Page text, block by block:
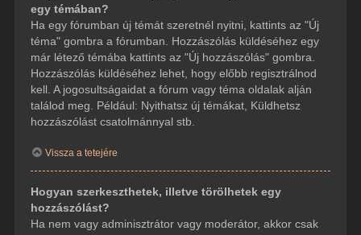
egy témában?
Ha egy fórumban új témát szeretnél nyitni, kattints az "Új
téma" gombra a fórumban. Hozzászólás küldéséhez egy
már létező témába kattints az "Új hozzászólás" gombra.
Hozzászólás küldéséhez lehet, hogy előbb regisztrálnod
kell. A jogosultságaidat a fórum vagy téma oldalak alján
találod meg. Például: Nyithatsz új témákat, Küldhetsz
hozzászólást csatolmánnyal stb.
Vissza a tetejére
Hogyan szerkeszthetek, illetve törölhetek egy
hozzászólást?
Ha nem vagy adminisztrátor vagy moderátor, akkor csak